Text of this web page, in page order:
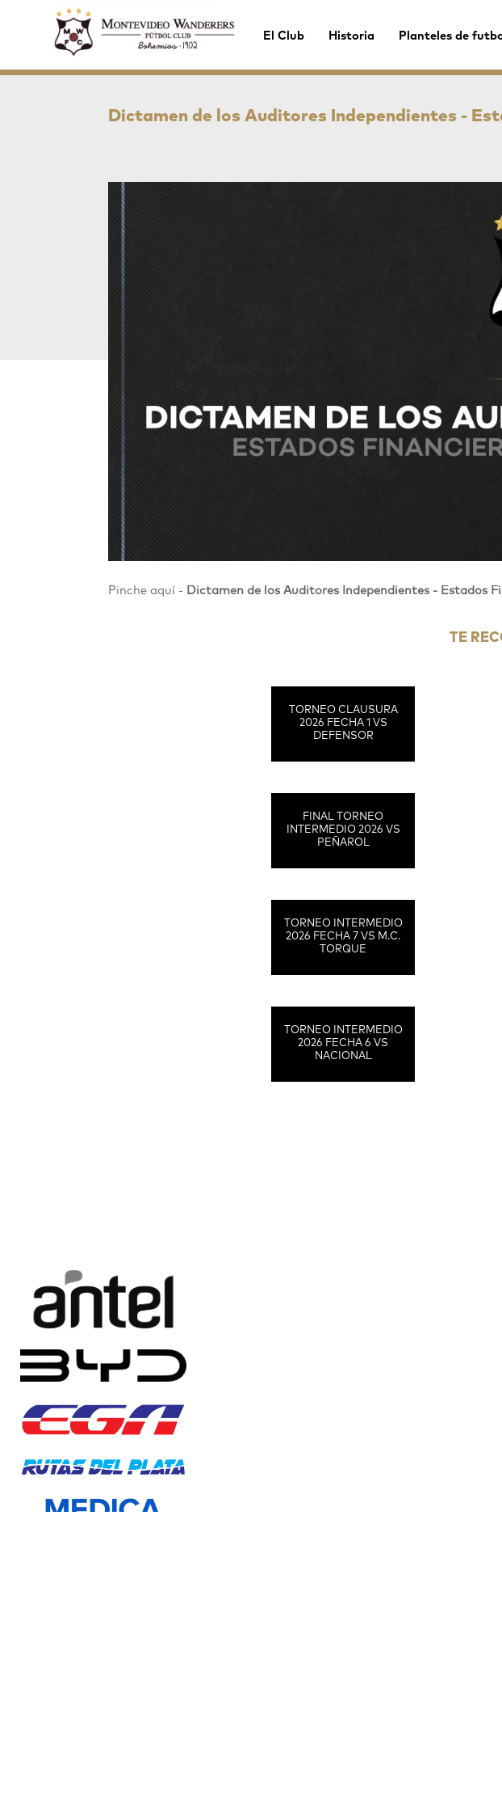
El Club Historia Planteles de
Dictamen de los Auditores Independientes -
Pinche aquí - Dictamen de los Auditores Independientes - Estados
TE
TORNEO CLAUSURA
2026 FECHA 1 VS
DEFENSOR
FINAL TORNEO
INTERMEDIO 2026 VS
PEÑAROL
TORNEO INTERMEDIO
2026 FECHA 7 VS M.C.
TORQUE
TORNEO INTERMEDIO
2026 FECHA 6 VS
NACIONAL